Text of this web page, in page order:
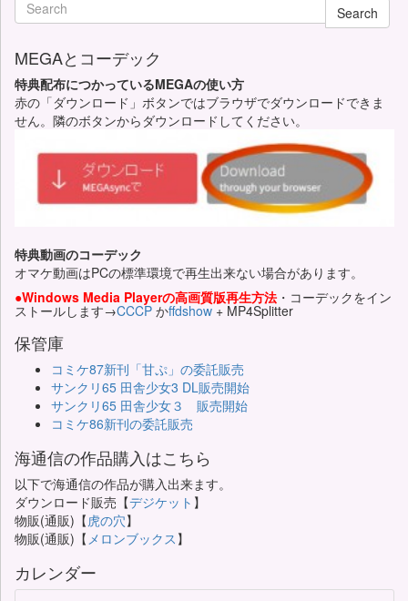
Search
MEGAとコーデック
特典配布につかっているMEGAの使い方
赤の「ダウンロード」ボタンではブラウザでダウンロードできま
せん。隣のボタンからダウンロードしてください。
特典動画のコーデック
オマケ動画はPCの標準環境で再生出来ない場合があります。
●Windows Media Playerの高画質版再生方法 ・コーデックをイン
ストールします→CCCP かffdshow + MP4Splitter
保管庫
コミケ87新刊「甘ぷ」の委託販売
サンクリ65 田舎少女3 DL販売開始
サンクリ65 田舎少女３ 販売開始
コミケ86新刊の委託販売
海通信の作品購入はこちら
以下で海通信の作品が購入出来ます。
ダウンロード販売【デジケット 】
物販(通販)【虎の穴】
物販(通販)【 メロンブックス 】
カレンダー